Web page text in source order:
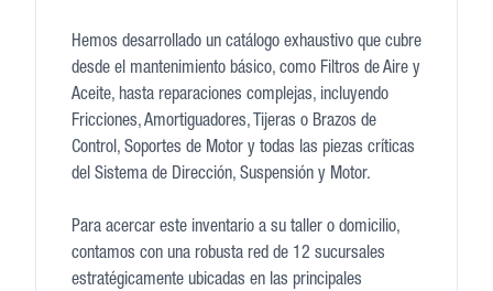
Hemos desarrollado un catálogo exhaustivo que cubre
desde el mantenimiento básico, como Filtros de Aire y
Aceite, hasta reparaciones complejas, incluyendo
Fricciones, Amortiguadores, Tijeras o Brazos de
Control, Soportes de Motor y todas las piezas críticas
del Sistema de Dirección, Suspensión y Motor.
Para acercar este inventario a su taller o domicilio,
contamos con una robusta red de 12 sucursales
estratégicamente ubicadas en las principales